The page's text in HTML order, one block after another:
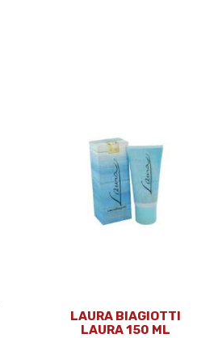
LAURA BIAGIOTTI
LAURA 150 ML